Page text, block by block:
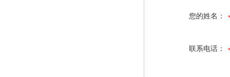
您的姓名：
联系电话：